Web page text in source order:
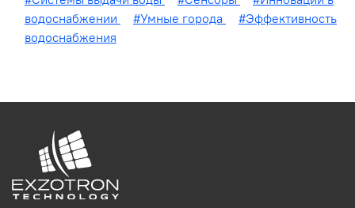
водоснабжении
#Умные города
#Эффективность
водоснабжения